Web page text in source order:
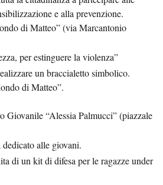
e alla prevenzione.
di Matteo” (via Marcantonio
per estinguere la violenza”
un braccialetto simbolico.
di Matteo”.
Giovanile “Alessia Palmucci” (piazzale
alle giovani.
di un kit di difesa per le ragazze under